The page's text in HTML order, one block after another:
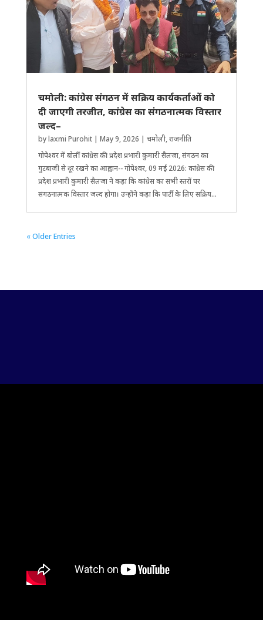
चमोली: कांग्रेस संगठन में सक्रिय कार्यकर्ताओं को
दी जाएगी तरजीत, कांग्रेस का संगठनात्मक विस्तार
जल्द–
bylaxmi Purohit| May 9, 2026 | चमोली,राजनीति
गोपेश्वर में बोलीं कांग्रेस की प्रदेश प्रभारी कुमारी सैलजा, संगठन का
गुटबाजी से दूर रखने का आह्वान-- गोपेश्वर, 09 मई 2026: कांग्रेस की
प्रदेश प्रभारी कुमारी सैलजा ने कहा कि कांग्रेस का सभी स्तरों पर
संगठनात्मक विस्तार जल्द होगा। उन्होंने कहा कि पार्टी के लिए सक्रिय...
« Older Entries